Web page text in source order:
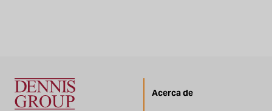
Acerca de